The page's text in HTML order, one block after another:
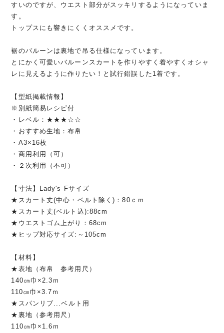
すいのですが、ウエスト部分がスッキリするようになっていま
す。
トップスにも響きにくくオススメです。
裾のバルーンは裏地で吊る仕様になっています。
とにかく可愛いバルーンスカートを作りやすく着やすくオシャ
レに見えるように作りたい！と試行錯誤した1着です。
【型紙掲載情報】
※別紙簡易レシピ付
・レベル：★★★☆☆
・おすすめ生地：布帛
・A3×16枚
・商用利用（可）
・２次利用（不可）
【寸法】Lady's Fサイズ
★スカート丈(中心・ベルト除く)：80ｃｍ
★スカート丈(ベルト込):88cm
★ウエストゴム上がり：68cm
★ヒップ対応サイズ:～105cm
【材料】
★表地（布帛 参考用尺）
140㎝巾×2.3ｍ
110㎝巾×3.7ｍ
★スパンリブ...ベルト用
★裏地（参考用尺）
110㎝巾×1.6ｍ